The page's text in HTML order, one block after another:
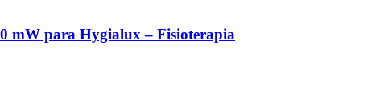
mW para Hygialux – Fisioterapia